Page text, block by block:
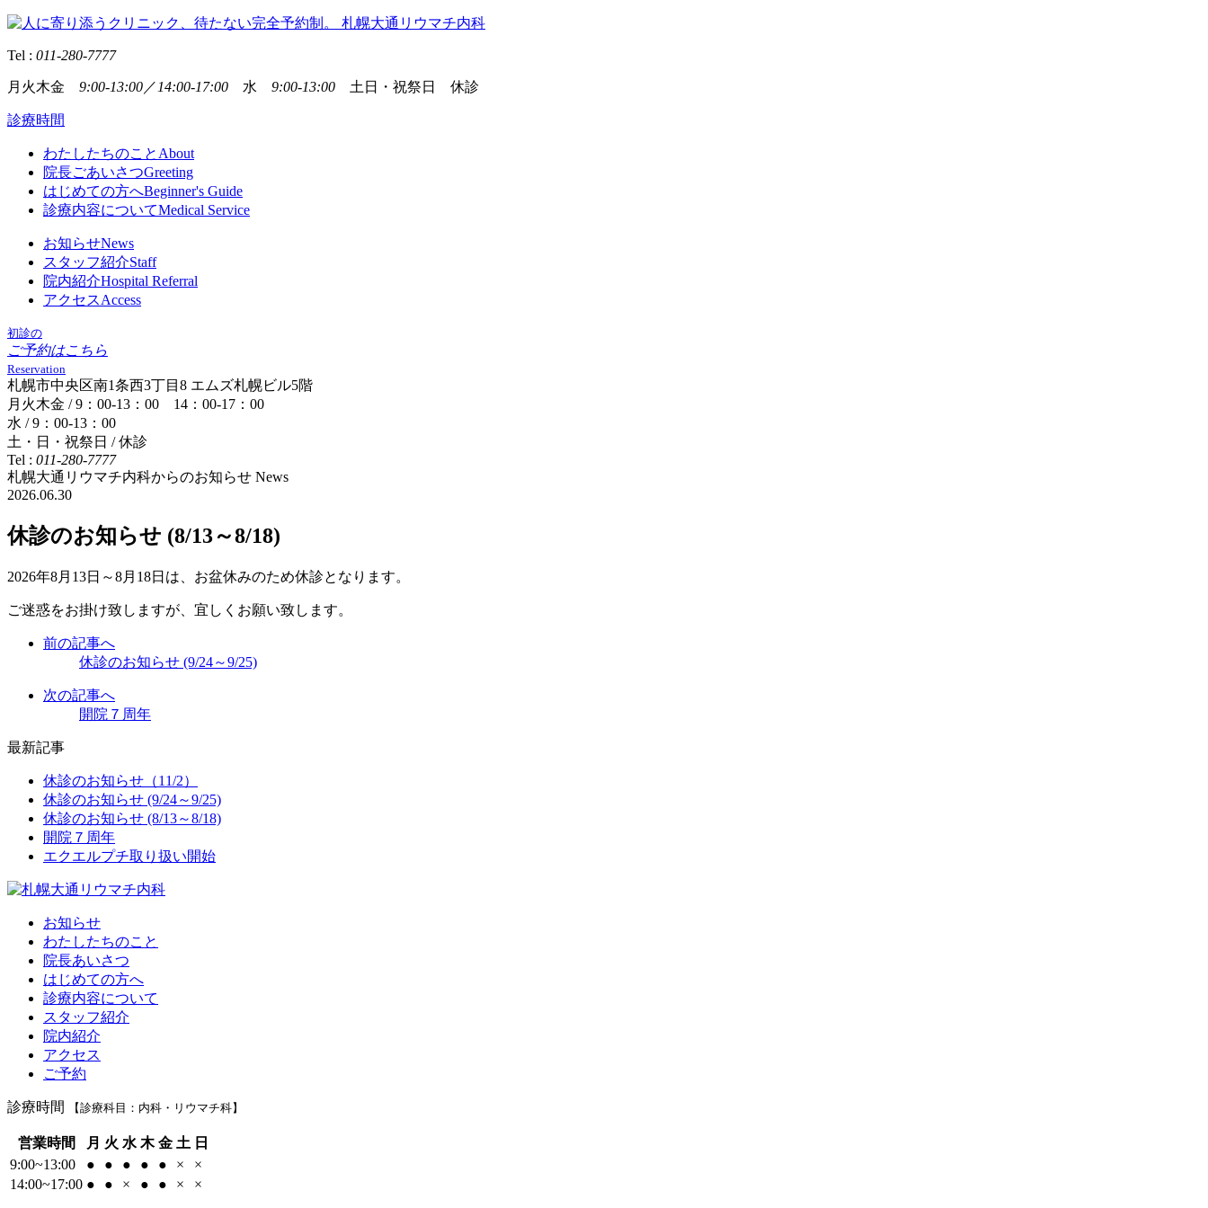
Tel : 011-280-7777
月火木金 9:00-13:00／ 14:00-17:00 水 9:00-13:00 土日・祝祭日 休診
診療時間
わたしたちのこと About
院長ごあいさつGreeting
はじめての方へBeginner's Guide
診療内容についてMedical Service
お知らせNews
スタッフ紹介Staff
院内紹介Hospital Referral
アクセスAccess
初診の
ご予約はこちら
Reservation
札幌市中央区南1条西3丁目8 エムズ札幌ビル5階
月火木金 / 9：00-13：00 14：00-17：00
水 / 9：00-13：00
土・日・祝祭日 / 休診
Tel : 011-280-7777
札幌大通リウマチ内科からのお知らせ News
2026.06.30
休診のお知らせ (8/13～8/18)
2026年8月13日～8月18日は、お盆休みのため休診となります。
ご迷惑をお掛け致しますが、宜しくお願い致します。
前の記事へ
休診のお知らせ (9/24～9/25)
次の記事へ
開院７周年
最新記事
休診のお知らせ（11/2）
休診のお知らせ (9/24～9/25)
休診のお知らせ (8/13～8/18)
開院７周年
エクエルプチ取り扱い開始
お知らせ
わたしたちのこと
院長あいさつ
はじめての方へ
診療内容について
スタッフ紹介
院内紹介
アクセス
ご予約
診療時間 【診療科目：内科・リウマチ科】
営業時間 月 火 水 木 金 土 日
9:00~13:00
● ● ● ● ● ×
×
14:00~17:00 ● ● × ● ● × ×